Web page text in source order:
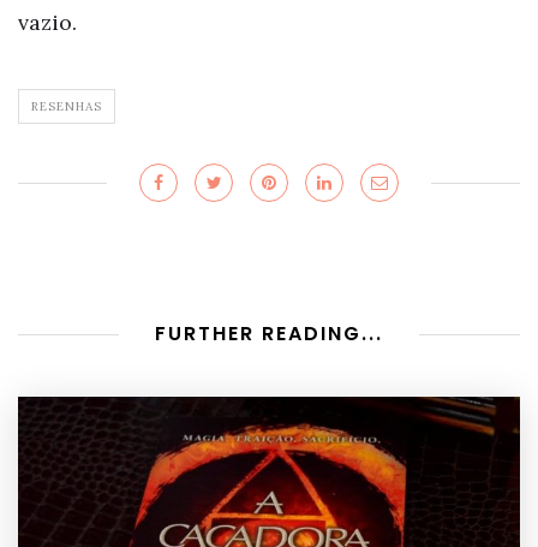
vazio.
RESENHAS
FURTHER READING...